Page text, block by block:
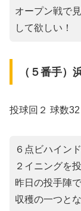
オープン戦で
して欲しい！
（５番手）
投球回２ 球数
６点ビハイン
２イニングを
昨日の投手陣
収穫の一つと